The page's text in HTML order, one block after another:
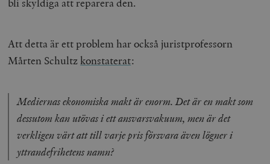
bli skyldiga att reparera den.
Att detta är ett problem har också juristprofessorn
Mårten Schultzkonstaterat:
Mediernas ekonomiska makt är enorm. Det är en makt som
dessutom kan utövas i ett ansvarsvakuum, men är det
verkligen värt att till varje pris försvara även lögner i
yttrandefrihetens namn?